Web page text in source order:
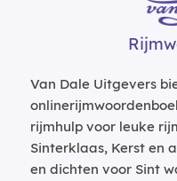
Van Dale Uitgevers
rijmhulp voor leuke
Sinterklaas, Kerst en
en dichten voor Sint